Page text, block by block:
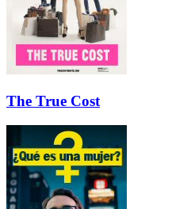
The True Cost